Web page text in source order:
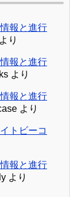
報と進行
より
報と進行
より
報と進行
より
トビーコ
報と進行
より